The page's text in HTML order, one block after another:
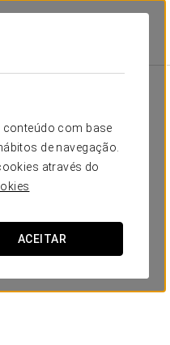
com base
de navegação.
através do
ACEITAR
em-
-